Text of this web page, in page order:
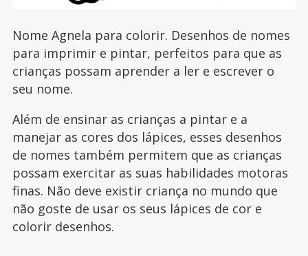
Nome Agnela para colorir. Desenhos de nomes
para imprimir e pintar, perfeitos para que as
crianças possam aprender a ler e escrever o
seu nome.
Além de ensinar as crianças a pintar e a
manejar as cores dos lápices, esses desenhos
de nomes também permitem que as crianças
possam exercitar as suas habilidades motoras
finas. Não deve existir criança no mundo que
não goste de usar os seus lápices de cor e
colorir desenhos.